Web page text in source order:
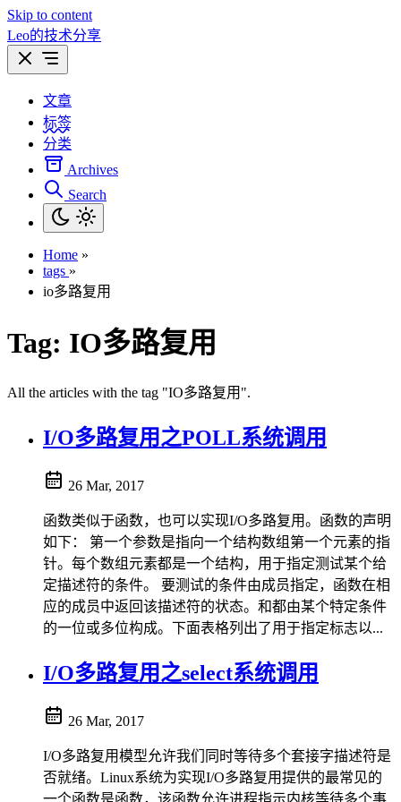
Skip to content
Leo的技术分享
文章
标签
分类
Archives
Search
Home »
tags »
io多路复用
Tag: IO多路复用
All the articles with the tag "IO多路复用".
I/O多路复用之POLL系统调用
26 Mar, 2017
函数类似于函数，也可以实现I/O多路复用。函数的声明
如下： 第一个参数是指向一个结构数组第一个元素的指
针。每个数组元素都是一个结构，用于指定测试某个给
定描述符的条件。 要测试的条件由成员指定，函数在相
应的成员中返回该描述符的状态。和都由某个特定条件
的一位或多位构成。下面表格列出了用于指定标志以...
I/O多路复用之select系统调用
26 Mar, 2017
I/O多路复用模型允许我们同时等待多个套接字描述符是
否就绪。Linux系统为实现I/O多路复用提供的最常见的
一个函数是函数，该函数允许进程指示内核等待多个事